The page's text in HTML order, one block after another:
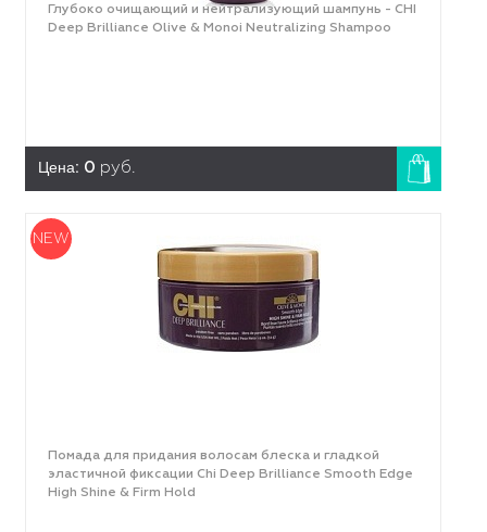
Глубоко очищающий и нейтрализующий шампунь - CHI
Deep Brilliance Olive & Monoi Neutralizing Shampoo
Цена: 0 руб.
Помада для придания волосам блеска и гладкой
эластичной фиксации Chi Deep Brilliance Smooth Edge
High Shine & Firm Hold
NEW